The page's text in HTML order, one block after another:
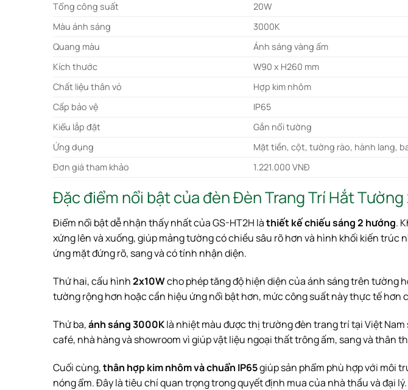
Tổng công suất
20W
Màu ánh sáng
3000K
Quang màu
Ánh sáng vàng ấm
Kích thước
W90 x H260 mm
Chất liệu thân vỏ
Hợp kim nhôm
Cấp bảo vệ
IP65
Kiểu lắp đặt
Gắn nổi tường
Ứng dụng
Mặt tiền, cột, tường rào, hành lang,
Đơn giá tham khảo
1.221.000 VNĐ
Đặc điểm nổi bật của đèn Đèn Trang Trí Hắt Tường
Điểm nổi bật dễ nhận thấy nhất của GS-HT2H làthiết kế chiếu sáng 2 hướng.
xứng lên và xuống, giúp mảng tường có chiều sâu rõ hơn và hình khối kiến
ứng mặt đứng rõ, sang và có tính nhận diện.
Thứ hai, cấu hình2x10Wcho phép tăng độ hiện diện của ánh sáng trên tường
tường rộng hơn hoặc cần hiệu ứng nổi bật hơn, mức công suất này thực tế hơn
Thứ ba,ánh sáng 3000Klà nhiệt màu được thị trường đèn trang trí tại Việt
café, nhà hàng và showroom vì giúp vật liệu ngoại thất trông ấm, sang và thân
Cuối cùng,thân hợp kim nhôm và chuẩn IP65giúp sản phẩm phù hợp với môi
nóng ẩm. Đây là tiêu chí quan trọng trong quyết định mua của nhà thầu và đại lý.